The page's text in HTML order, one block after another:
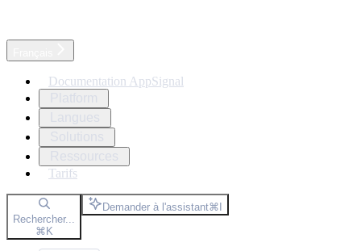
Documentation AppSignal
Tarifs
Rechercher...
⌘K
Demander à l'assistant⌘I